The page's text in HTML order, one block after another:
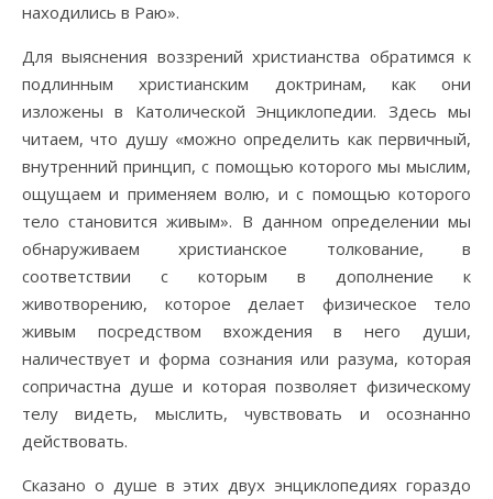
находились в Раю».
Для выяснения воззрений христианства обратимся к
подлинным христианским доктринам, как они
изложены в Католической Энциклопедии. Здесь мы
читаем, что душу «можно определить как первичный,
внутренний принцип, с помощью которого мы мыслим,
ощущаем и применяем волю, и с помощью которого
тело становится живым». В данном определении мы
обнаруживаем христианское толкование, в
соответствии с которым в дополнение к
животворению, которое делает физическое тело
живым посредством вхождения в него души,
наличествует и форма сознания или разума, которая
сопричастна душе и которая позволяет физическому
телу видеть, мыслить, чувствовать и осознанно
действовать.
Сказано о душе в этих двух энциклопедиях гораздо